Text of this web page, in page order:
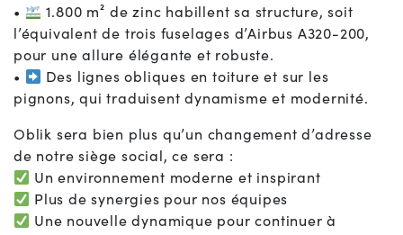
•
1.800 m² de zinc habillent sa structure, soit
l’équivalent de trois fuselages d’Airbus A320-200,
pour une allure élégante et robuste.
•
Des lignes obliques en toiture et sur les
pignons, qui traduisent dynamisme et modernité.
Oblik sera bien plus qu’un changement d’adresse
de notre siège social, ce sera :
Un environnement moderne et inspirant
Plus de synergies pour nos équipes
Une nouvelle dynamique pour continuer à